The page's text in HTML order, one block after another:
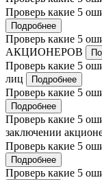
Проверь какие 5
Подробнее
Проверь какие 5
АКЦИОНЕРОВ
Проверь какие 5
лиц
Подробнее
Проверь какие 5
Подробнее
Проверь какие 5
заключении
Проверь какие 5
Подробнее
Проверь какие 5